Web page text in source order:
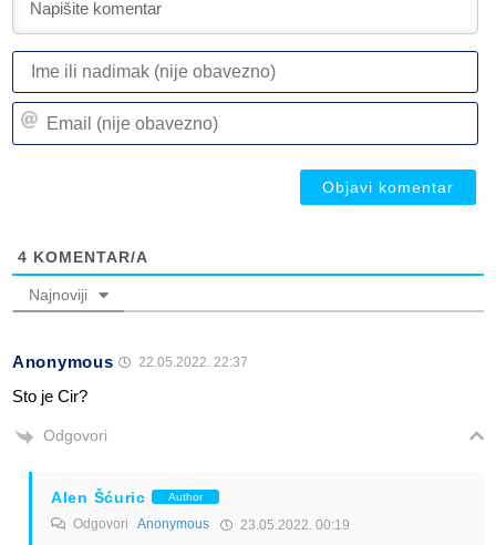
4 KOMENTAR/A
Najnoviji
Anonymous 22.05.2022. 22:37
Sto je Cir?
Odgovori
Alen Šćuric Author
Odgovori Anonymous 23.05.2022. 00:19